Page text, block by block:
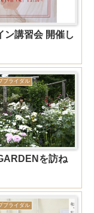
ン講習会 開催し
ブライダル
を訪ね
ブライダル